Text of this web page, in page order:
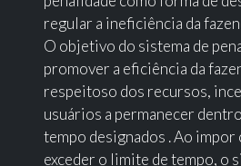
regular a ineficiência da
O objetivo do sistema de
promover a eficiência da
respeitoso dos recursos,
usuários a permanecer
tempo designados . Ao
exceder o limite de tempo, o